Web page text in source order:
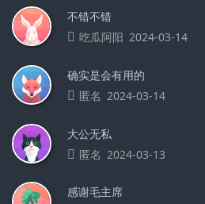
不错不错
吃瓜阿阳 2024-03-14
确实是会有用的
匿名 2024-03-14
大公无私
匿名 2024-03-13
感谢毛主席